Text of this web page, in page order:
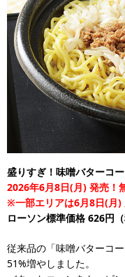
盛りすぎ！味噌バターコ
2026年6月8日(月) 発売！
※一部エリアは6月8日(月)
ローソン標準価格 626円（
従来品の「味噌バターコ
51%増やしました。